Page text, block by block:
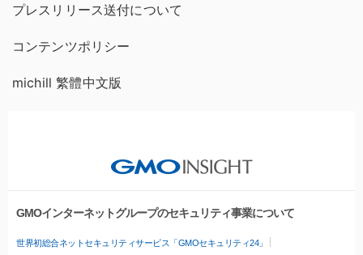
プレスリリース送付について
コンテンツポリシー
michill 繁體中文版
GMOインターネットグループのセキュリティ事業について
世界初総合ネットセキュリティサービス「GMOセキュリティ24」